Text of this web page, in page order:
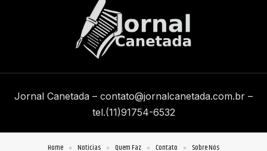
Jornal Canetada – contato@jornalcanetada.com.br –
tel.(11)91754-6532
Home Notícias Quem Faz Contato Sobre Nós